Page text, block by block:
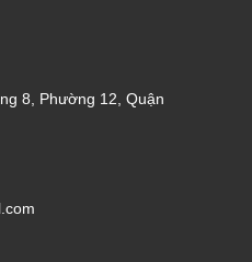
8, Phường 12, Quận